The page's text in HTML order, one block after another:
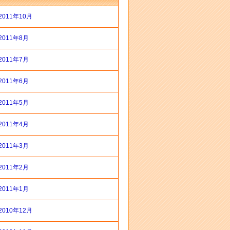
年10月
年8月
年7月
年6月
年5月
年4月
年3月
年2月
年1月
年12月